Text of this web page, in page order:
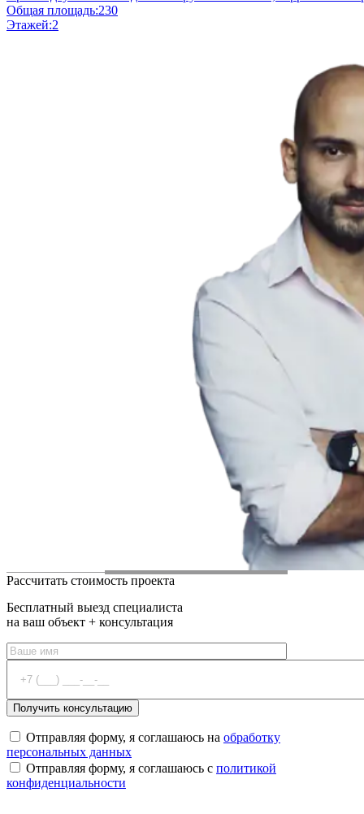
Общая площадь:230
Этажей:2
Рассчитать стоимость проекта
Бесплатный выезд специалиста
на ваш объект + консультация
Отправляя форму, я соглашаюсь на обработку
персональных данных
Отправляя форму, я соглашаюсь с политикой
конфиденциальности